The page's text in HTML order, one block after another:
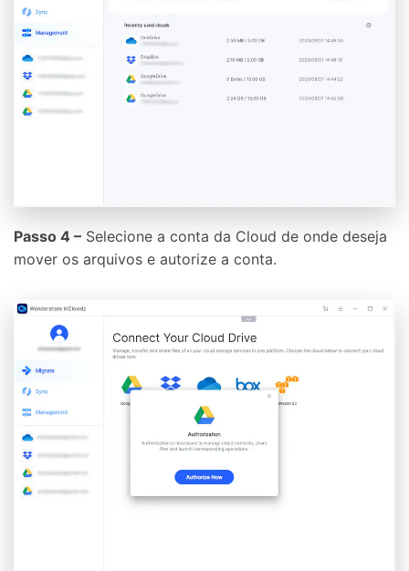
Passo 4 – Selecione a conta da Cloud de onde deseja
mover os arquivos e autorize a conta.